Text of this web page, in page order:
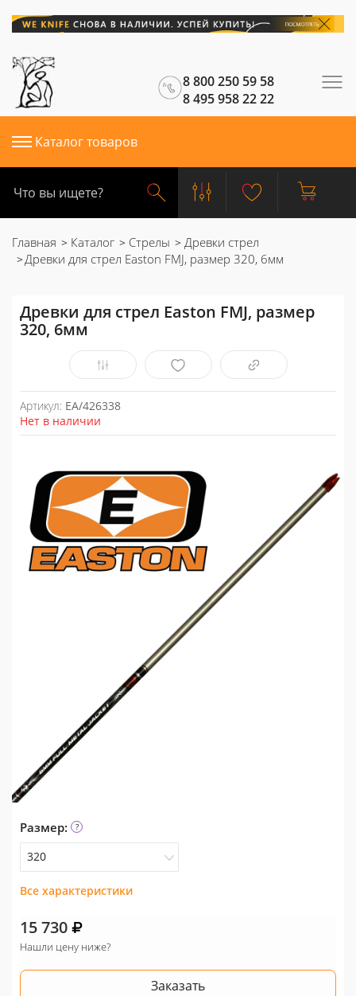
8 800 250 59 58
8 495 958 22 22
Каталог товаров
Главная Каталог Стрелы
Древки стрел
Древки для стрел Easton FMJ, размер 320, 6мм
Древки для стрел Easton FMJ, размер
320, 6мм
Артикул: EA/426338
Нет в наличии
Размер:
320
390
320
470
Все характеристики
15 730
Нашли цену ниже?
Заказать